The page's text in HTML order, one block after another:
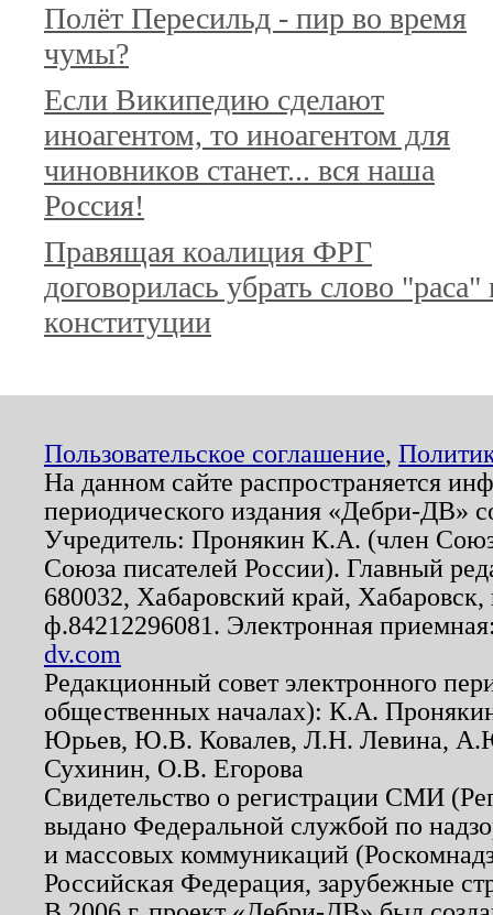
Полёт Пересильд - пир во время
чумы?
Если Википедию сделают
иноагентом, то иноагентом для
чиновников станет... вся наша
Россия!
Правящая коалиция ФРГ
договорилась убрать слово "раса"
конституции
Пользовательское соглашение,
На данном сайте распространяется
периодического издания «Дебри-ДВ»
Учредитель: Пронякин К.А. (член
Союза писателей России). Главный
680032, Хабаровский край,
ф.84212296081. Электронная
dv.com
Редакционный совет электронного
общественных началах): К.А.
Юрьев, Ю.В. Ковалев, Л.Н. Левина,
Сухинин, О.В. Егорова
Свидетельство о регистрации СМИ
выдано Федеральной службой по
и массовых коммуникаций
Российская Федерация, зарубежные